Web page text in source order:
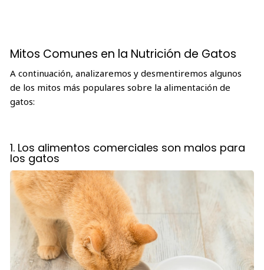
Mitos Comunes en la Nutrición de Gatos
A continuación, analizaremos y desmentiremos algunos
de los mitos más populares sobre la alimentación de
gatos:
1. Los alimentos comerciales son malos para
los gatos